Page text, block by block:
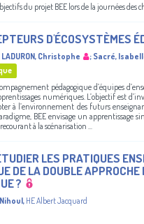
du projet BEE lors de la journées des
D'ÉCOSYSTÈMES
LADURON, Christophe ; Sacré,
pédagogique d’équipes
numériques. L’objectif est
à l’environnement des futurs
BEE envisage un apprentissage
à la scénarisation ...
LES PRATIQUES
DE LA DOUBLE
?
, HE Albert Jacquard